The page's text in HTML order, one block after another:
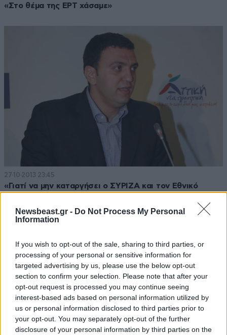
Newsbeast.gr - Do Not Process My Personal
Information
If you wish to opt-out of the sale, sharing to third parties, or
processing of your personal or sensitive information for
targeted advertising by us, please use the below opt-out
section to confirm your selection. Please note that after your
opt-out request is processed you may continue seeing
interest-based ads based on personal information utilized by
us or personal information disclosed to third parties prior to
your opt-out. You may separately opt-out of the further
disclosure of your personal information by third parties on the
«Στο θέμα της ΕΡΤ χάσαμε»
27·10·2013 23:45
«Γιατί να μην καταργήσει ο ΣΥΡΙΖΑ και τον Εθνικό